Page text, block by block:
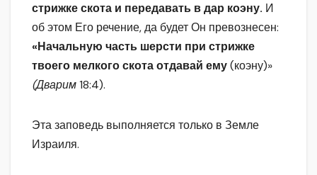
стрижке скота и передавать в дар коэну. И
об этом Его речение, да будет Он превознесен:
«Начальную часть шерсти при стрижке
твоего мелкого скота отдавай ему(коэну)»
(Дварим18:4).
Эта заповедь выполняется только в Земле
Израиля.